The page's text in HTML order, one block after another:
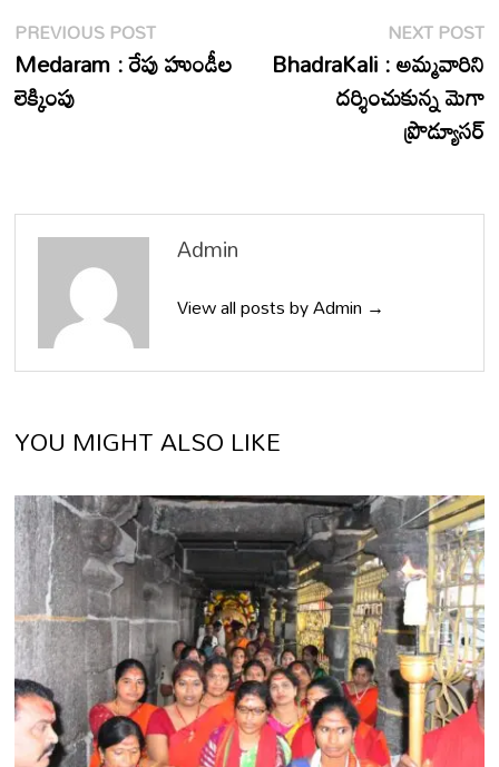
Post
navigation
PREVIOUS POSTPrevious
post:
Medaram : రేపు హుండీల
లెక్కింపు
NEXT POST
BhadraKali : అమ్మవారిని
దర్శించుకున్న మెగా
ప్రొడ్యూసర్
Admin
View all posts by Admin →
YOU MIGHT ALSO LIKE